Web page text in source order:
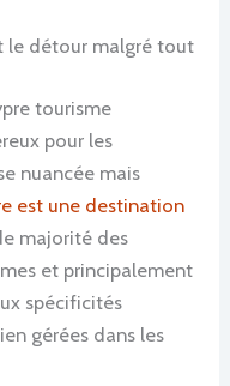
le détour malgré tout
tourisme
pour les
nuancée mais
est une destination
majorité des
et principalement
spécificités
gérées dans les